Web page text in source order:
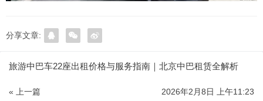
分享文章:
旅游中巴车22座出租价格与服务指南｜北京中巴租赁全解析
« 上一篇 2026年2月8日 上午11:23